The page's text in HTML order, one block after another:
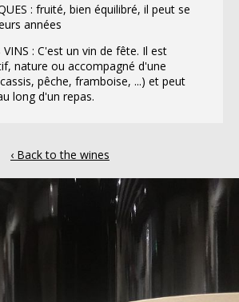
: fruité, bien équilibré, il peut se
années
VINS : C'est un vin de fête. Il est
nature ou accompagné d'une
pêche, framboise, ...) et peut
long d'un repas.
‹ Back to the wines